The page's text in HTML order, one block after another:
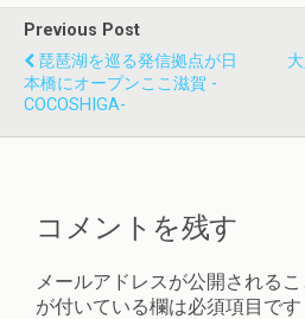
Previous Post
琵琶湖を巡る発信拠点が日
本橋にオープンここ滋賀 -
COCOSHIGA-
コメントを残す
メールアドレスが公開されるこ
が付いている欄は必須項目です